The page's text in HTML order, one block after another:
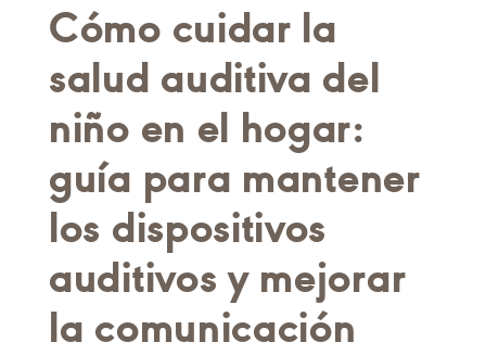
query
here
Cómo cuidar la
salud auditiva del
niño en el hogar:
guía para mantener
los dispositivos
auditivos y mejorar
la comunicación